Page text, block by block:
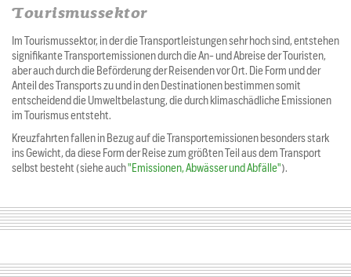
Tourismussektor
Im Tourismussektor, in der die Transportleistungen sehr hoch sind, entstehen
signifikante Transportemissionen durch die An- und Abreise der Touristen,
aber auch durch die Beförderung der Reisenden vor Ort. Die Form und der
Anteil des Transports zu und in den Destinationen bestimmen somit
entscheidend die Umweltbelastung, die durch klimaschädliche Emissionen
im Tourismus entsteht.
Kreuzfahrten fallen in Bezug auf die Transportemissionen besonders stark
ins Gewicht, da diese Form der Reise zum größten Teil aus dem Transport
selbst besteht (siehe auch"Emissionen, Abwässer und Abfälle").